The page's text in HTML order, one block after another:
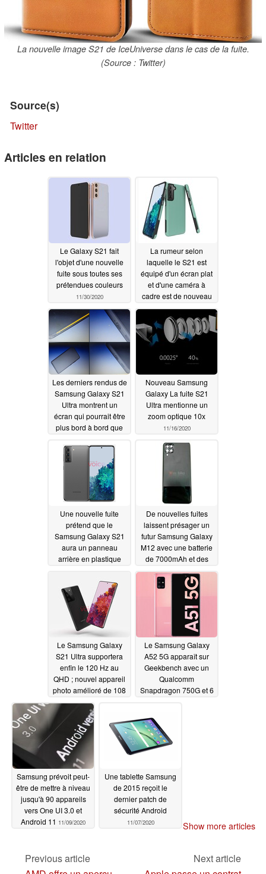
La nouvelle image S21 de IceUniverse dans le cas de la fuite.
(Source : Twitter)
Source(s)
Twitter
Articles en relation
Le Galaxy S21 fait
l'objet d'une nouvelle
fuite sous toutes ses
prétendues couleurs
11/30/2020
La rumeur selon
laquelle le S21 est
équipé d'un écran plat
et d'une caméra à
cadre est de nouveau
illustrée par de
nouveaux rendus
11/26/2020
Les derniers rendus de
Samsung Galaxy S21
Ultra montrent un
écran qui pourrait être
plus bord à bord que
Nouveau Samsung
Galaxy La fuite S21
Ultra mentionne un
zoom optique 10x
11/16/2020
Une nouvelle fuite
prétend que le
Samsung Galaxy S21
aura un panneau
arrière en plastique
De nouvelles fuites
laissent présager un
futur Samsung Galaxy
M12 avec une batterie
de 7000mAh et des
finitions attrayantes
11/12/2020
Le Samsung Galaxy
S21 Ultra supportera
enfin le 120 Hz au
QHD ; nouvel appareil
photo amélioré de 108
MP également
présenté11/11/2020
Le Samsung Galaxy
A52 5G apparaît sur
Geekbench avec un
Qualcomm
Snapdragon 750G et 6
Samsung prévoit peut-
être de mettre à niveau
jusqu'à 90 appareils
vers One UI 3.0 et
Android 11 11/09/2020
Une tablette Samsung
de 2015 reçoit le
dernier patch de
sécurité Android
11/07/2020 Show more articles
Previous article
Next article